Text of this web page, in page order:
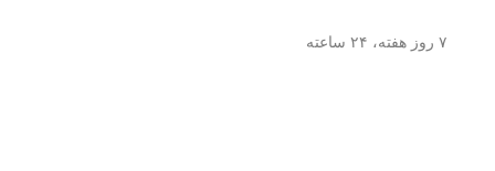
۷ روز هفته، ۲۴ ساعته